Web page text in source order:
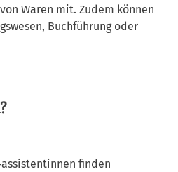
Waren mit. Zudem können
Buchführung oder
finden